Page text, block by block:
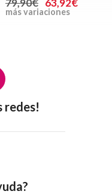
63,92€
variaciones
redes!